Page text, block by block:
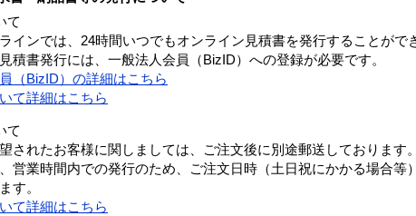
て
インでは、24時間いつでもオンライン見積書を発行することがで
積書発行には、一般法人会員（BizID）への登録が必要です。
（BizID）の詳細はこちら
て詳細はこちら
て
されたお客様に関しましては、ご注文後に別途郵送しております。
営業時間内での発行のため、ご注文日時（土日祝にかかる場合等
す。
て詳細はこちら